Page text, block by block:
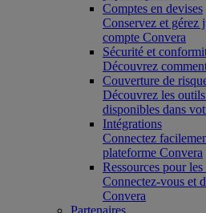
Comptes en devises
Conservez et gérez
compte Convera
Sécurité et
Découvrez
Couverture de
Découvrez les
disponibles dans
Intégrations
Connectez
plateforme Convera
Ressources pour
Connectez-vous et
Convera
Partenaires